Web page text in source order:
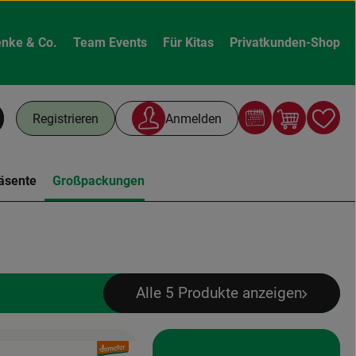
& Co. Team Events Für Kitas Privatkunden-Shop
Registrieren Anmelden
Großpackungen
Alle 5 Produkte anzeigen
, Verband: